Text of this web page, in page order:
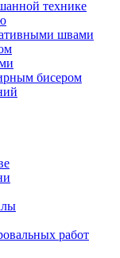
технике
швами
бисером
работ